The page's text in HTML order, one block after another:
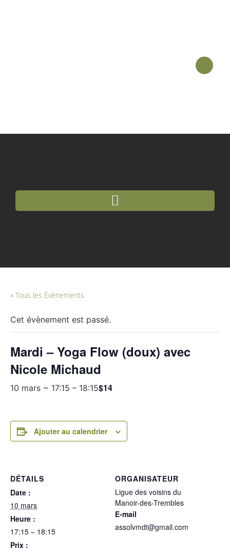
« Tous les Évènements
Cet évènement est passé.
Mardi – Yoga Flow (doux) avec
Nicole Michaud
10 mars ~ 17:15 – 18:15$14
Ajouter au calendrier
DÉTAILS
Date :
10 mars
Heure :
17:15 – 18:15
Prix :
ORGANISATEUR
Ligue des voisins du
Manoir-des-Trembles
E-mail
assolvmdt@gmail.com